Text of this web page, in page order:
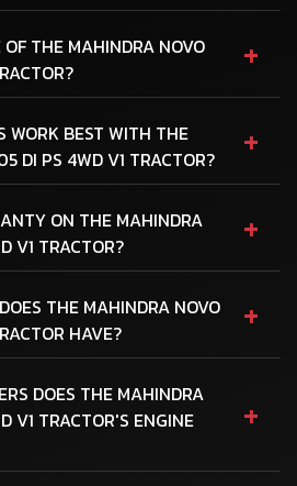
THE MAHINDRA NOVO
+
WORK BEST WITH THE
DI PS 4WD V1 TRACTOR?
+
ON THE MAHINDRA
V1 TRACTOR?
+
THE MAHINDRA NOVO
HAVE?
+
DOES THE MAHINDRA
V1 TRACTOR'S ENGINE
+